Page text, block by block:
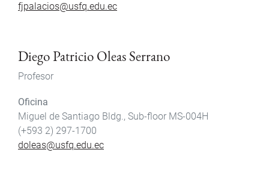
fjpalacios@usfq.edu.ec
Diego Patricio Oleas Serrano
Profesor
Oficina
Miguel de Santiago Bldg., Sub-floor MS-004H
(+593 2) 297-1700
doleas@usfq.edu.ec